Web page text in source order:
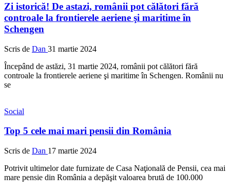
Zi istorică! De astazi, românii pot călători fără
controale la frontierele aeriene şi maritime în
Schengen
Scris de Dan 31 martie 2024
Începând de astăzi, 31 martie 2024, românii pot călători fără
controale la frontierele aeriene şi maritime în Schengen. Românii nu
se
Social
Top 5 cele mai mari pensii din România
Scris de Dan 17 martie 2024
Potrivit ultimelor date furnizate de Casa Naţională de Pensii, cea mai
mare pensie din România a depăşit valoarea brută de 100.000